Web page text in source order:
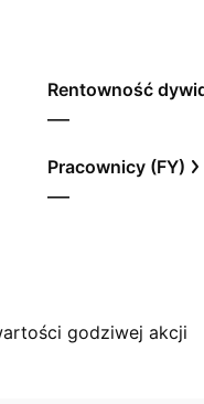
—
Pracownicy (FY)
—
godziwej akcji